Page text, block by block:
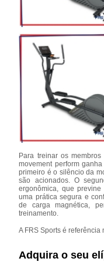
Para treinar os
movement perform
primeiro é o silêncio da
são acionados. O
ergonômica, que
uma prática segura e
de carga magnética,
treinamento.
A FRS Sports é
Adquira o seu